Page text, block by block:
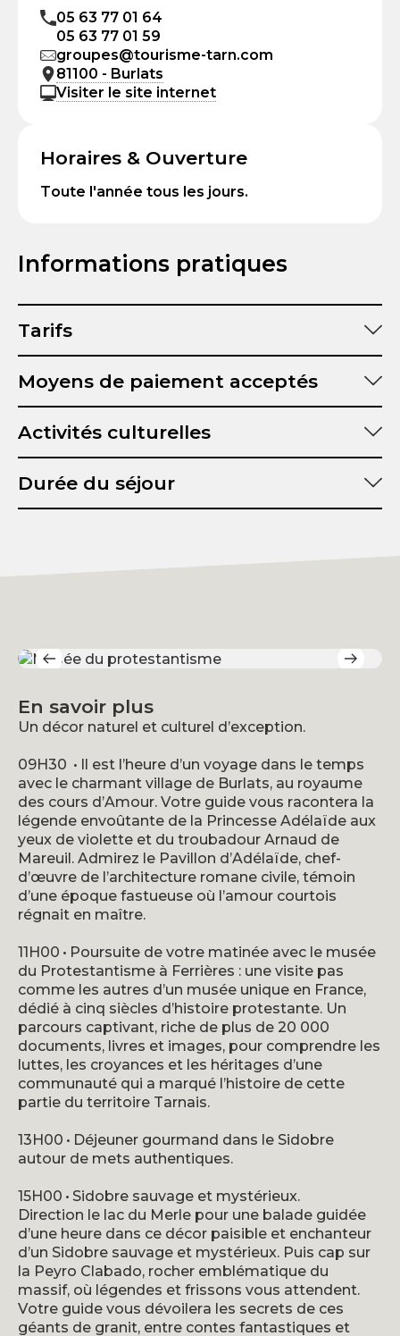
05 63 77 01 64
05 63 77 01 59
groupes@tourisme-tarn.com
81100 - Burlats
Visiter le site internet
Horaires & Ouverture
Toute l'année tous les jours.
Informations pratiques
Tarifs
Moyens de paiement acceptés
Activités culturelles
Durée du séjour
En savoir plus
Un décor naturel et culturel d’exception.
09H30 • Il est l’heure d’un voyage dans le temps
avec le charmant village de Burlats, au royaume
des cours d’Amour. Votre guide vous racontera la
légende envoûtante de la Princesse Adélaïde aux
yeux de violette et du troubadour Arnaud de
Mareuil. Admirez le Pavillon d’Adélaïde, chef-
d’œuvre de l’architecture romane civile, témoin
d’une époque fastueuse où l’amour courtois
régnait en maître.
11H00 • Poursuite de votre matinée avec le musée
du Protestantisme à Ferrières : une visite pas
comme les autres d’un musée unique en France,
dédié à cinq siècles d’histoire protestante. Un
parcours captivant, riche de plus de 20 000
documents, livres et images, pour comprendre les
luttes, les croyances et les héritages d’une
communauté qui a marqué l’histoire de cette
partie du territoire Tarnais.
13H00 • Déjeuner gourmand dans le Sidobre
autour de mets authentiques.
15H00 • Sidobre sauvage et mystérieux.
Direction le lac du Merle pour une balade guidée
d’une heure dans ce décor paisible et enchanteur
d’un Sidobre sauvage et mystérieux. Puis cap sur
la Peyro Clabado, rocher emblématique du
massif, où légendes et frissons vous attendent.
Votre guide vous dévoilera les secrets de ces
géants de granit, entre contes fantastiques et